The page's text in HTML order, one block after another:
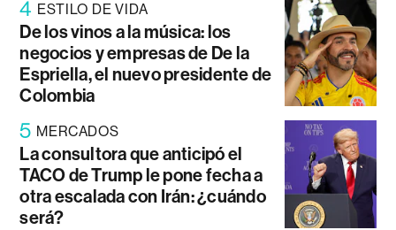
4 ESTILO DE VIDA
De los vinos a la música: los
negocios y empresas de De la
Espriella, el nuevo presidente de
Colombia
5 MERCADOS
La consultora que anticipó el
TACO de Trump le pone fecha a
otra escalada con Irán: ¿cuándo
será?